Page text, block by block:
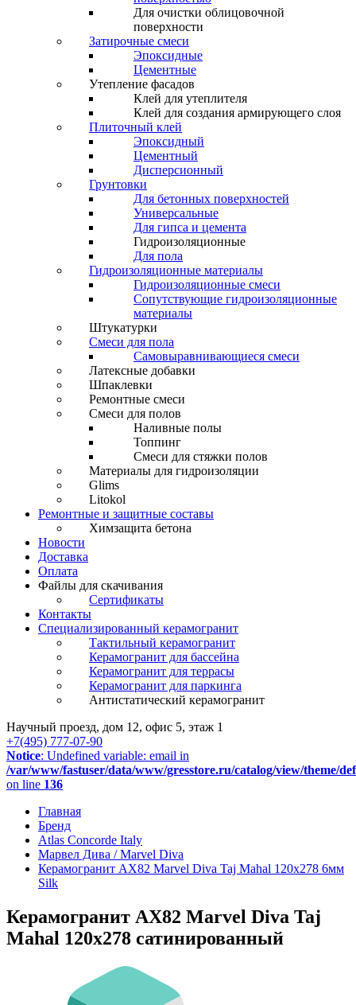
Для очистки облицовочной
поверхности
Затирочные смеси
Эпоксидные
Цементные
Утепление фасадов
Клей для утеплителя
Клей для создания армирующего слоя
Плиточный клей
Эпоксидный
Цементный
Дисперсионный
Грунтовки
Для бетонных поверхностей
Универсальные
Для гипса и цемента
Гидроизоляционные
Для пола
Гидроизоляционные материалы
Гидроизоляционные смеси
Сопутствующие гидроизоляционные
материалы
Штукатурки
Смеси для пола
Самовыравнивающиеся смеси
Латексные добавки
Шпаклевки
Ремонтные смеси
Смеси для полов
Наливные полы
Топпинг
Смеси для стяжки полов
Материалы для гидроизоляции
Glims
Litokol
Ремонтные и защитные составы
Химзащита бетона
Новости
Доставка
Оплата
Файлы для скачивания
Сертификаты
Контакты
Специализированный керамогранит
Тактильный керамогранит
Керамогранит для бассейна
Керамогранит для террасы
Керамогранит для паркинга
Антистатический керамогранит
Научный проезд, дом 12, офис 5, этаж 1
+7(495) 777-07-90
Notice: Undefined variable: email in
/var/www/fastuser/data/www/gresstore.ru/catalog/view/theme/
on line 136
Главная
Бренд
Atlas Concorde Italy
Марвел Дива / Marvel Diva
Керамогранит AX82 Marvel Diva Taj Mahal 120x278 6мм
Silk
Керамогранит AX82 Marvel Diva Taj
Mahal 120x278 сатинированный